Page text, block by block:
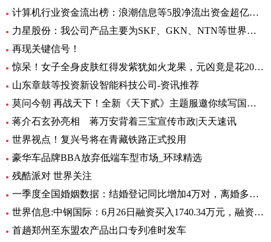
计算机行业资金流出榜：浪潮信息等5股净流出资金超亿元_世界热文
力星股份：我公司产品主要为SKF、GKN、NTN等世界著名的轴承公司配套 全球热点评
再现关键信号！
惊呆！女子全身皮肤红得发紫犹如火龙果，元凶竟是花20块钱买的……_每日观点
山东章鼓等投资新设智能科技公司-资讯推荐
莫问今朝 再战天下！全新《天下贰》主题服邀你续写国韵风华！_当前播报
蒋介石玄孙亮相 蒋万安背着三宝宣传市政|天天速讯
世界视点！复兴号将在青藏铁路正式投用
豪华车品牌BBA放弃低端车型市场_环球精选
残酷派对 世界关注
一季度全国婚姻数据：结婚登记同比增加4万对，离婚多了12万对
世界信息:中钢国际：6月26日融资买入1740.34万元，融资融券余额2.76亿元
首趟郑州至东盟农产品出口专列准时发车